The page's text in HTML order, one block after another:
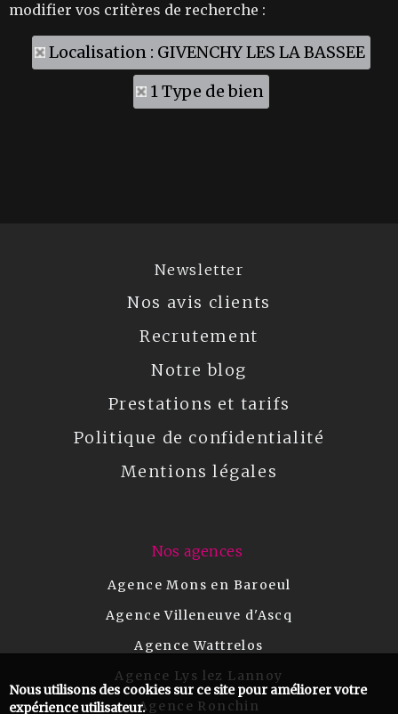
modifier vos critères de recherche :
Localisation : GIVENCHY LES LA BASSEE
1 Type de bien
Newsletter
Nos avis clients
Recrutement
Notre blog
Prestations et tarifs
Politique de confidentialité
Mentions légales
Nos agences
Agence Mons en Baroeul
Agence Villeneuve d'Ascq
Agence Wattrelos
Agence Lys lez Lannoy
Agence Ronchin
Nous utilisons des cookies sur ce site pour améliorer votre
expérience utilisateur.